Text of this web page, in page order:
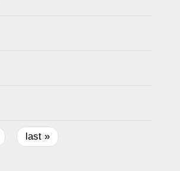
last »